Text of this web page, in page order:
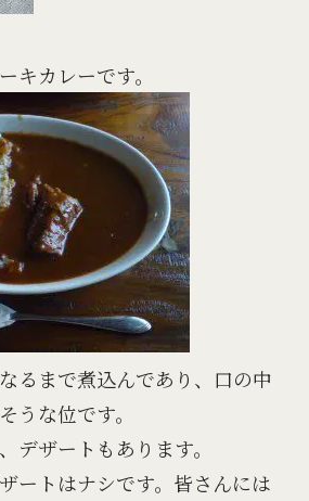
キカレーです。
るまで煮込んであり、口の中
うな位です。
デザートもあります。
ートはナシです。皆さんには